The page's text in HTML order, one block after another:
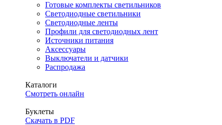
Готовые комплекты светильников
Светодиодные светильники
Светодиодные ленты
Профили для светодиодных лент
Источники питания
Аксессуары
Выключатели и датчики
Распродажа
Каталоги
Смотреть онлайн
Буклеты
Скачать в PDF